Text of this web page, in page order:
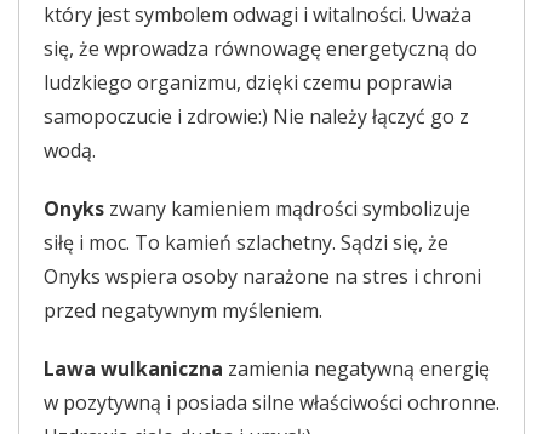
który jest symbolem odwagi i witalności. Uważa
się, że wprowadza równowagę energetyczną do
ludzkiego organizmu, dzięki czemu poprawia
samopoczucie i zdrowie:) Nie należy łączyć go z
wodą.
Onyks zwany kamieniem mądrości symbolizuje
siłę i moc. To kamień szlachetny. Sądzi się, że
Onyks wspiera osoby narażone na stres i chroni
przed negatywnym myśleniem.
Lawa wulkaniczna zamienia negatywną energię
w pozytywną i posiada silne właściwości ochronne.